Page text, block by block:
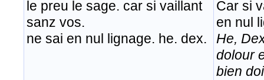
le preu le sage. car si vaillant
sanz vos.
ne sai en nul lignage. he. dex.
Car si
en nul
He,
dolour
bien